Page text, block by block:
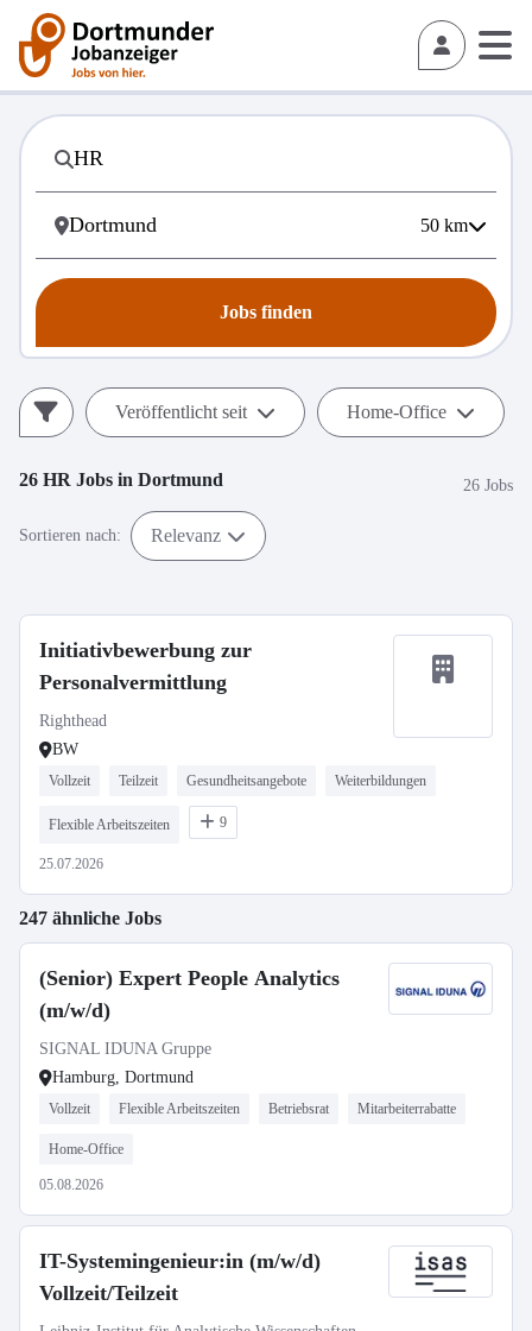
50 km
Jobs finden
Veröffentlicht seit Home-Office
26 HR Jobs in Dortmund 26 Jobs
Sortieren nach: Relevanz
Initiativbewerbung zur
Personalvermittlung
Righthead
BW
Vollzeit Teilzeit Gesundheitsangebote Weiterbildungen
Flexible Arbeitszeiten 9
25.07.2026
247 ähnliche Jobs
(Senior) Expert People Analytics
(m/w/d)
SIGNAL IDUNA Gruppe
Hamburg, Dortmund
Vollzeit Flexible Arbeitszeiten Betriebsrat Mitarbeiterrabatte
Home-Office
05.08.2026
IT-Systemingenieur:in (m/w/d)
Vollzeit/Teilzeit